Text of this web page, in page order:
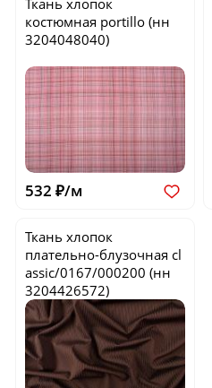
Ткань хлопок
костюмная portillo (нн
3204048040)
532 ₽/м
Ткань хлопок
плательно-блузочная cl
assic/0167/000200 (нн
3204426572)